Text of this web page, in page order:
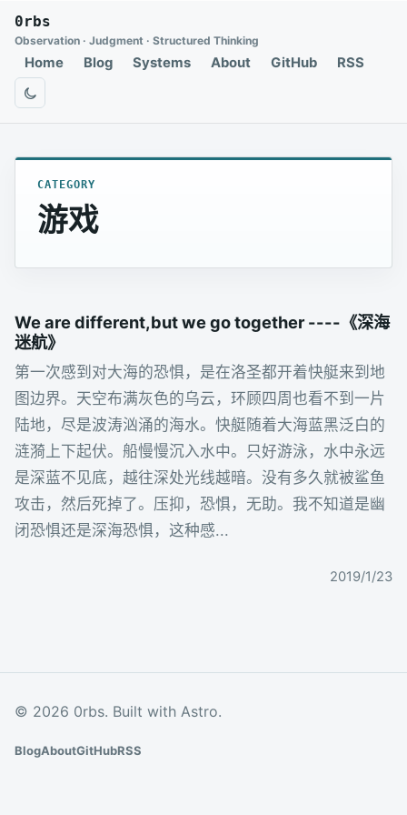
0rbs
Observation · Judgment · Structured Thinking
Home Blog Systems About GitHub RSS
切换为深色模式
CATEGORY
游戏
We are different,but we go together ----《深海
迷航》
第一次感到对大海的恐惧，是在洛圣都开着快艇来到地
图边界。天空布满灰色的乌云，环顾四周也看不到一片
陆地，尽是波涛汹涌的海水。快艇随着大海蓝黑泛白的
涟漪上下起伏。船慢慢沉入水中。只好游泳，水中永远
是深蓝不见底，越往深处光线越暗。没有多久就被鲨鱼
攻击，然后死掉了。压抑，恐惧，无助。我不知道是幽
闭恐惧还是深海恐惧，这种感...
2019/1/23
© 2026 0rbs. Built with Astro.
BlogAboutGitHubRSS